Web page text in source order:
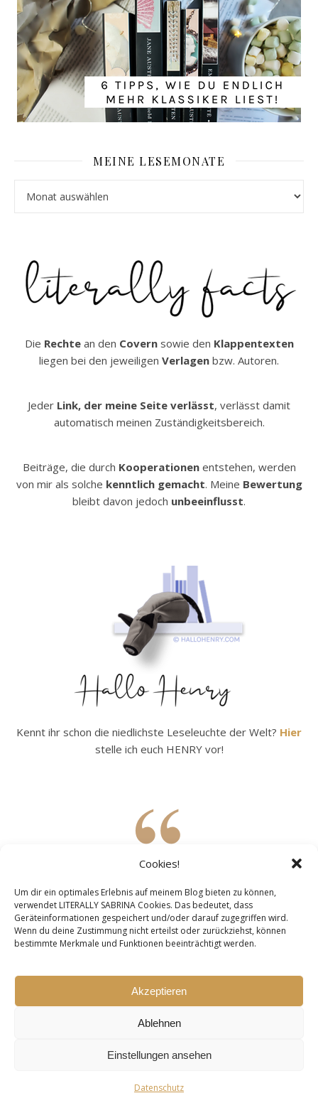
Cookies!
Um dir ein optimales Erlebnis auf meinem Blog bieten zu können,
verwendet LITERALLY SABRINA Cookies. Das bedeutet, dass
Geräteinformationen gespeichert und/oder darauf zugegriffen wird.
Wenn du deine Zustimmung nicht erteilst oder zurückziehst, können
bestimmte Merkmale und Funktionen beeinträchtigt werden.
Akzeptieren
Ablehnen
Einstellungen ansehen
Datenschutz
MEINE LESEMONATE
Die Rechtean den Covernsowie den Klappentexten
liegen bei den jeweiligen Verlagen bzw. Autoren.
Jeder Link, der meine Seite verlässt, verlässt damit
automatisch meinen Zuständigkeitsbereich.
Beiträge, die durch Kooperationenentstehen, werden
von mir als solche kenntlich gemacht. Meine Bewertung
bleibt davon jedoch unbeeinflusst.
Kennt ihr schon die niedlichste Leseleuchte der Welt? Hier
stelle ich euch HENRY vor!
meines Alters: Wir sind die Kinder aus Hogwarts,
und mehr als alles andere wollen wir wissen,
wo wir hingehören.«
Robin Sloan – Der zauberhafte Sauerteig der Lois Clary
|
Ashe Theme von